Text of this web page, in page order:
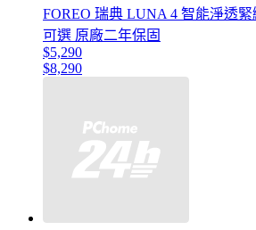
FOREO 瑞典 LUNA 4 智能淨透
可選 原廠二年保固
$5,290
$8,290